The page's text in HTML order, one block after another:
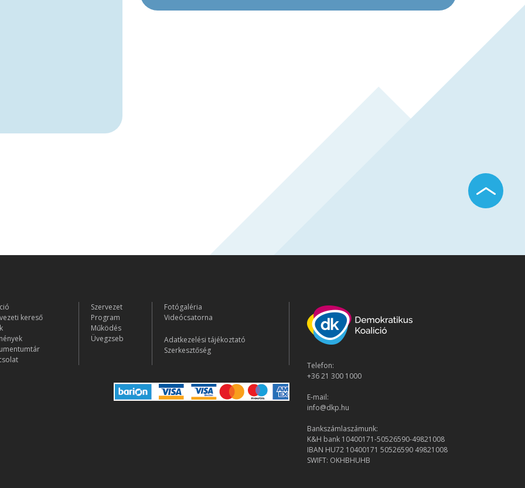
kereső
Szervezet
Program
Működés
Üvegzseb
Fotógaléria
Videócsatorna
Adatkezelési tájékoztató
Szerkesztőség
Telefon:
+36 21 300 1000
E-mail:
info@dkp.hu
Bankszámlaszámunk:
K&H bank 10400171-50526590-49821008
IBAN HU72 10400171 50526590 49821008
SWIFT: OKHBHUHB